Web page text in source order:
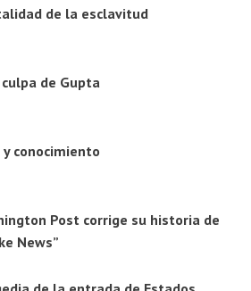
de la esclavitud
de Gupta
y conocimiento
Post corrige su historia de
News”